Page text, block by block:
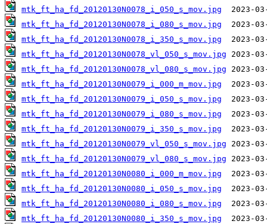
mtk_ft_ha_fd_20120130N0078_i_050_s_mov.jpg
mtk_ft_ha_fd_20120130N0078_i_080_s_mov.jpg
mtk_ft_ha_fd_20120130N0078_i_350_s_mov.jpg
mtk_ft_ha_fd_20120130N0078_vl_050_s_mov.jpg
mtk_ft_ha_fd_20120130N0078_vl_080_s_mov.jpg
mtk_ft_ha_fd_20120130N0079_i_000_m_mov.jpg
mtk_ft_ha_fd_20120130N0079_i_050_s_mov.jpg
mtk_ft_ha_fd_20120130N0079_i_080_s_mov.jpg
mtk_ft_ha_fd_20120130N0079_i_350_s_mov.jpg
mtk_ft_ha_fd_20120130N0079_vl_050_s_mov.jpg
mtk_ft_ha_fd_20120130N0079_vl_080_s_mov.jpg
mtk_ft_ha_fd_20120130N0080_i_000_m_mov.jpg
mtk_ft_ha_fd_20120130N0080_i_050_s_mov.jpg
mtk_ft_ha_fd_20120130N0080_i_080_s_mov.jpg
mtk_ft_ha_fd_20120130N0080_i_350_s_mov.jpg